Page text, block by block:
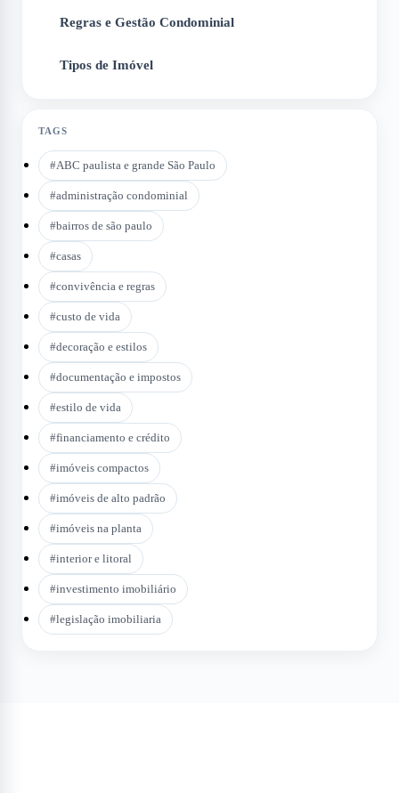
Regras e Gestão Condominial
Tipos de Imóvel
TAGS
#ABC paulista e grande São Paulo
#administração condominial
#bairros de são paulo
#casas
#convivência e regras
#custo de vida
#decoração e estilos
#documentação e impostos
#estilo de vida
#financiamento e crédito
#imóveis compactos
#imóveis de alto padrão
#imóveis na planta
#interior e litoral
#investimento imobiliário
#legislação imobiliaria